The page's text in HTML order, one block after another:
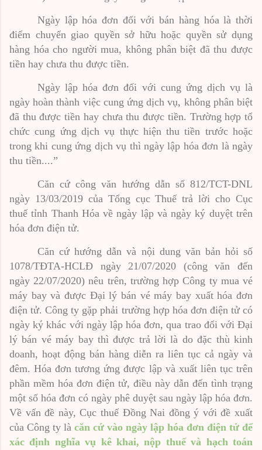
Ngày lập hóa đơn đối với bán hàng hóa là thời
điểm chuyển giao quyền sở hữu hoặc quyền sử dụng
hàng hóa cho người mua, không phân biệt đã thu được
tiền hay chưa thu được tiền.
Ngày lập hóa đơn đối với cung ứng dịch vụ là
ngày hoàn thành việc cung ứng dịch vụ, không phân biệt
đã thu được tiền hay chưa thu được tiền. Trường hợp tổ
chức cung ứng dịch vụ thực hiện thu tiền trước hoặc
trong khi cung ứng dịch vụ thì ngày lập hóa đơn là ngày
thu tiền....”
Căn cứ công văn hướng dẫn số 812/TCT-DNL
ngày 13/03/2019 của Tổng cục Thuế trả lời cho Cục
thuế tỉnh Thanh Hóa về ngày lập và ngày ký duyệt trên
hóa đơn điện tử.
Căn cứ hướng dẫn và nội dung văn bản hỏi số
1078/TĐTA-HCLĐ ngày 21/07/2020 (công văn đến
ngày 22/07/2020) nêu trên, trường hợp Công ty mua vé
máy bay và được Đại lý bán vé máy bay xuất hóa đơn
điện tử. Công ty gặp phải trường hợp hóa đơn điện tử có
ngày ký khác với ngày lập hóa đơn, qua trao đổi với Đại
lý bán vé máy bay thì được trả lời là do đặc thù kinh
doanh, hoạt động bán hàng diễn ra liên tục cả ngày và
đêm. Hóa đơn tương ứng được lập và xuất liên tục trên
phần mềm hóa đơn điện tử, điều này dẫn đến tình trạng
một số hóa đơn có ngày phê duyệt sau ngày lập hóa đơn.
Về vấn đề này, Cục thuế Đồng Nai đồng ý với đề xuất
của Công ty là căn cứ vào ngày lập hóa đơn điện tử để
xác định nghĩa vụ kê khai, nộp thuế và hạch toán